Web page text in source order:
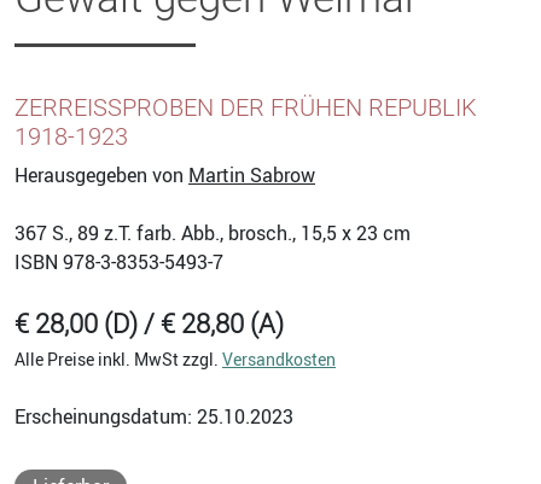
ZERREISSPROBEN DER FRÜHEN REPUBLIK 1
918-1923
Herausgegeben von Martin Sabrow
367 S., 89 z.T. farb. Abb., brosch., 15,5 x 23 cm
ISBN 978-3-8353-5493-7
€ 28,00 (D) / € 28,80 (A)
Alle Preise inkl. MwSt zzgl. Versandkosten
Erscheinungsdatum: 25.10.2023